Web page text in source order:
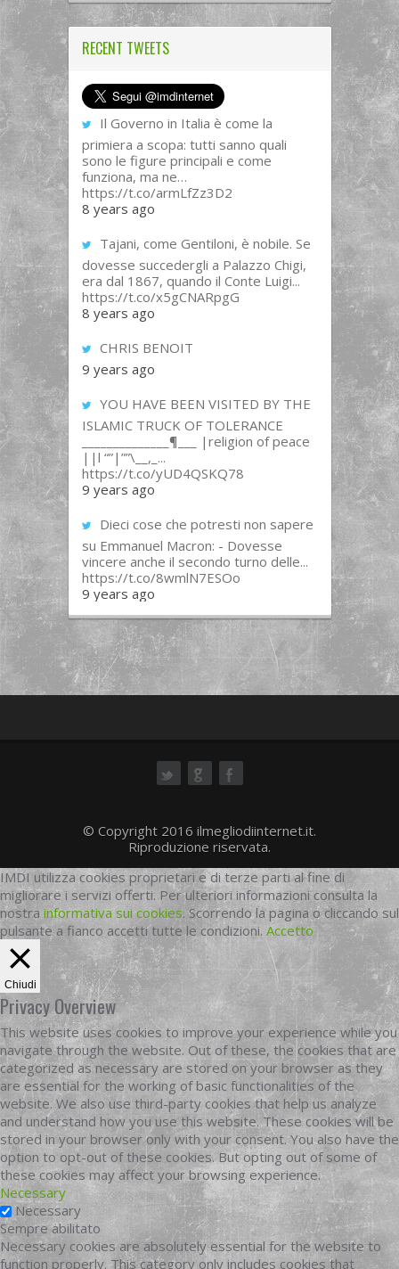
RECENT TWEETS
Il Governo in Italia è come la
primiera a scopa: tutti sanno quali
sono le figure principali e come
funziona, ma ne…
https://t.co/armLfZz3D2
8 years ago
Tajani, come Gentiloni, è nobile. Se
dovesse succedergli a Palazzo Chigi,
era dal 1867, quando il Conte Luigi...
https://t.co/x5gCNARpgG
8 years ago
CHRIS BENOIT
9 years ago
YOU HAVE BEEN VISITED BY THE
ISLAMIC TRUCK OF TOLERANCE
______________¶___ |religion of peace
||l “”|””\__,_...
https://t.co/yUD4QSKQ78
9 years ago
Dieci cose che potresti non sapere
su Emmanuel Macron: - Dovesse
vincere anche il secondo turno delle...
https://t.co/8wmlN7ESOo
9 years ago
© Copyright 2016 ilmegliodiinternet.it.
Riproduzione riservata.
IMDI utilizza cookies proprietari e di terze parti al fine di
migliorare i servizi offerti. Per ulteriori informazioni consulta la
nostrainformativa sui cookies. Scorrendo la pagina o cliccando sul
pulsante a fianco accetti tutte le condizioni. Accetto
Chiudi
Privacy Overview
This website uses cookies to improve your experience while you
navigate through the website. Out of these, the cookies that are
categorized as necessary are stored on your browser as they
are essential for the working of basic functionalities of the
website. We also use third-party cookies that help us analyze
and understand how you use this website. These cookies will be
stored in your browser only with your consent. You also have the
option to opt-out of these cookies. But opting out of some of
these cookies may affect your browsing experience.
Necessary
Necessary
Sempre abilitato
Necessary cookies are absolutely essential for the website to
function properly. This category only includes cookies that